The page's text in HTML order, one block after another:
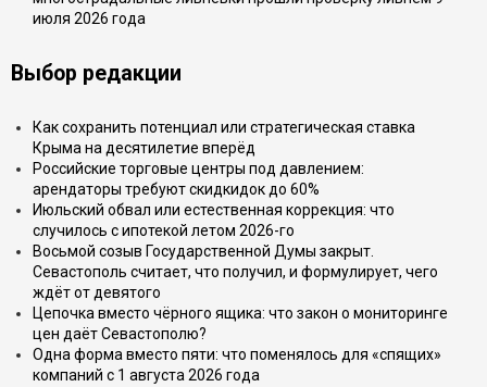
июля 2026 года
Выбор редакции
Как сохранить потенциал или стратегическая ставка
Крыма на десятилетие вперёд
Российские торговые центры под давлением:
арендаторы требуют скидкидок до 60%
Июльский обвал или естественная коррекция: что
случилось с ипотекой летом 2026-го
Восьмой созыв Государственной Думы закрыт.
Севастополь считает, что получил, и формулирует, чего
ждёт от девятого
Цепочка вместо чёрного ящика: что закон о мониторинге
цен даёт Севастополю?
Одна форма вместо пяти: что поменялось для «спящих»
компаний с 1 августа 2026 года